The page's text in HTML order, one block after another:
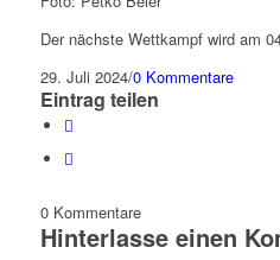
Der nächste Wettkampf wird am
29. Juli 2024/0 Kommentare
Eintrag teilen
0 Kommentare
Hinterlasse einen